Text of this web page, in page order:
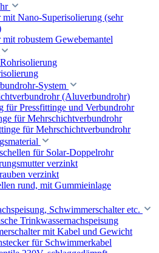
mit Nano-Superisolierung (sehr
mit robustem Gewebemantel
System
(Aluverbundrohr)
für Pressfittinge und Verbundrohr
für Mehrschichtverbundrohr
für Mehrschichtverbundrohr
für Solar-Doppelrohr
verzinkt
verzinkt
rund, mit Gummieinlage
Schwimmerschalter etc.
Trinkwassernachspeisung
mit Kabel und Gewicht
für Schwimmerkabel